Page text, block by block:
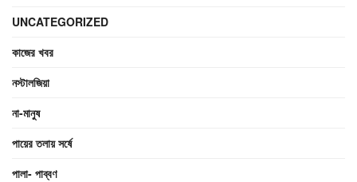
UNCATEGORIZED
কাজের খবর
নস্টালজিয়া
না-মানুষ
পায়ের তলায় সর্ষে
পালা- পাব্বণ